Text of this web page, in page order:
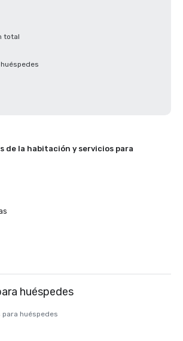
total
de la habitación y servicios para
huéspedes
huéspedes